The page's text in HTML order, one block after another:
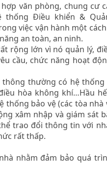
văn phòng, chung cư
Điều khiển &
việc vận hành một
an toàn, an ninh.
rộng lớn vì nó quản lý,
cầu, chức năng hoạt
thông thường có hệ
hòa không khí…Hầu
bảo vệ (các tòa
xâm nhập và giám sát
trao đổi thông tin với
rất thấp.
nhằm đảm bảo quá